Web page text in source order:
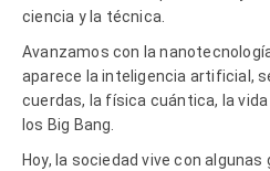
ciencia y la técnica.
Avanzamos con la
aparece la inteligencia artificial,
cuerdas, la física cuántica, la
los Big Bang.
Hoy, la sociedad vive con